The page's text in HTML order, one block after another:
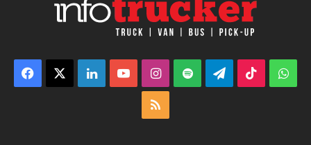
Facebook LinkedInYouTubeInstagram
Spotify TelegramTikTok